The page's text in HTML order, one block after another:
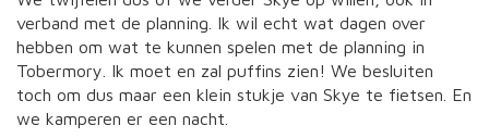
verband met de planning. Ik wil echt wat dagen over
hebben om wat te kunnen spelen met de planning in
Tobermory. Ik moet en zal puffins zien! We besluiten
toch om dus maar een klein stukje van Skye te fietsen. En
we kamperen er een nacht.